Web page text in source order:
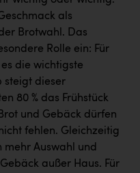
als
Brotwahl. Das
Rolle ein: Für
die wichtigste
steigt dieser
80 % das Frühstück
und Gebäck dürfen
fehlen. Gleichzeitig
mehr Auswahl und
außer Haus. Für